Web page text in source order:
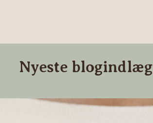
Nyeste blogindlæg